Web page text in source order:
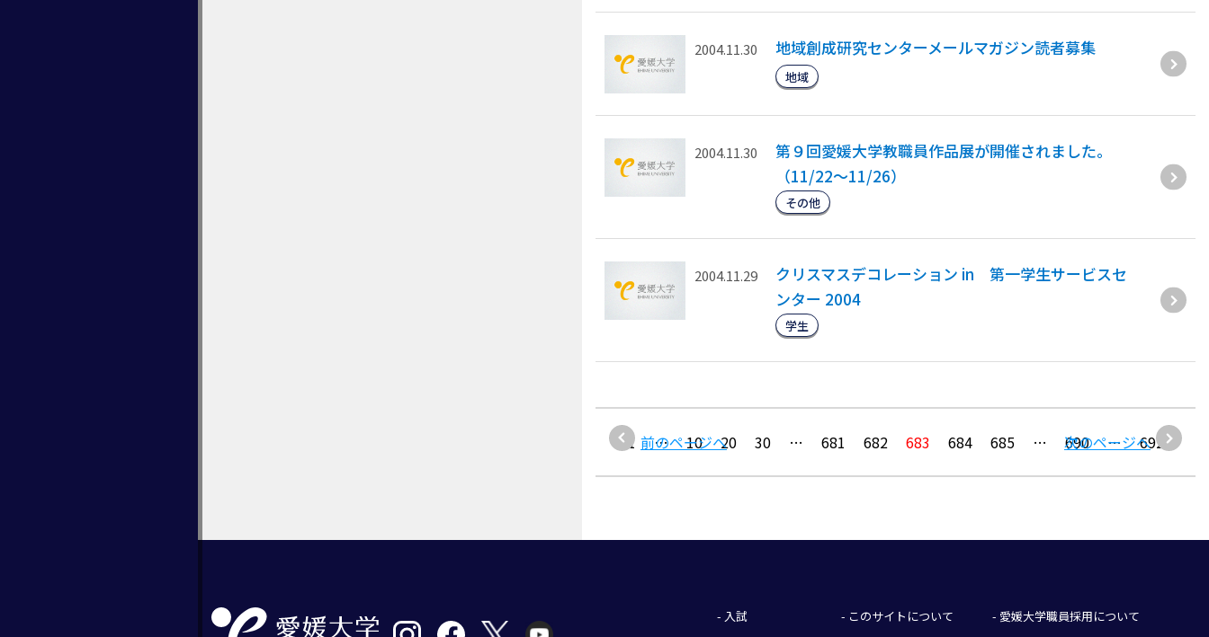
2004.11.30 地域創成研究センターメールマガジン読者募集
地域
2004.11.30
第９回愛媛大学教職員作品展が開催されました。
（11/22～11/26）
その他
2004.11.29
クリスマスデコレーション in 第一学生サービスセ
ンター 2004
学生
1 前のページへ
… 10 20 30 … 681 682 683 684 685 … 690 …
次のページへ692
- 入試
- このサイトについて
- 愛媛大学職員採用について